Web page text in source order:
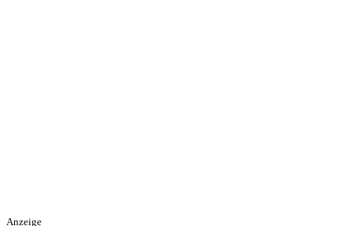
Anzeige